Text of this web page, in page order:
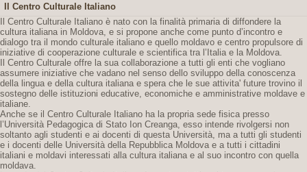
Il Centro Culturale Italiano
Il Centro Culturale Italiano è nato con la finalità primaria di diffondere la
cultura italiana in Moldova, e si propone anche come punto d’incontro e
dialogo tra il mondo culturale italiano e quello moldavo e centro propulsore di
iniziative di cooperazione culturale e scientifica tra l’Italia e la Moldova.
Il Centro Culturale offre la sua collaborazione a tutti gli enti che vogliano
assumere iniziative che vadano nel senso dello sviluppo della conoscenza
della lingua e della cultura italiana e spera che le sue attivita' future trovino il
sostegno delle istituzioni educative, economiche e amministrative moldave e
italiane.
Anche se il Centro Culturale Italiano ha la propria sede fisica presso
l’Università Pedagogica di Stato Ion Creanga, esso intende rivolgersi non
soltanto agli studenti e ai docenti di questa Università, ma a tutti gli studenti
e i docenti delle Università della Repubblica Moldova e a tutti i cittadini
italiani e moldavi interessati alla cultura italiana e al suo incontro con quella
moldava.